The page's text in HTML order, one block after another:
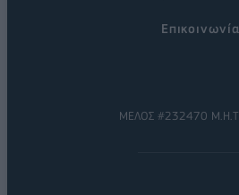
Επικοινωνία
ΜΕΛΟΣ #232470 Μ.Η.Τ.